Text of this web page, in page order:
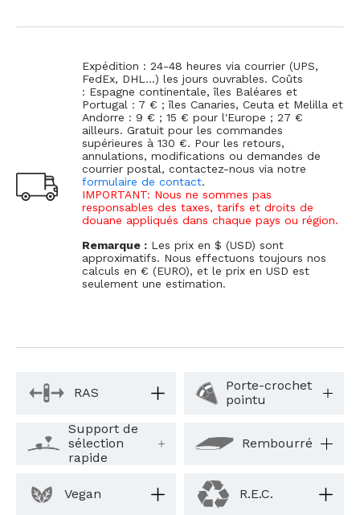
Expédition : 24-48 heures via courrier (UPS,
FedEx, DHL...) les jours ouvrables. Coûts
: Espagne continentale, îles Baléares et
Portugal : 7 € ; îles Canaries, Ceuta et Melilla et
Andorre : 9 € ; 15 € pour l'Europe ; 27 €
ailleurs. Gratuit pour les commandes
supérieures à 130 €. Pour les retours,
annulations, modifications ou demandes de
courrier postal, contactez-nous via notre
formulaire de contact.
IMPORTANT: Nous ne sommes pas
responsables des taxes, tarifs et droits de
douane appliqués dans chaque pays ou région.
Remarque : Les prix en $ (USD) sont
approximatifs. Nous effectuons toujours nos
calculs en € (EURO), et le prix en USD est
seulement une estimation.
RAS
Porte-crochet
pointu
Support de
sélection
rapide
Rembourré
Vegan R.E.C.